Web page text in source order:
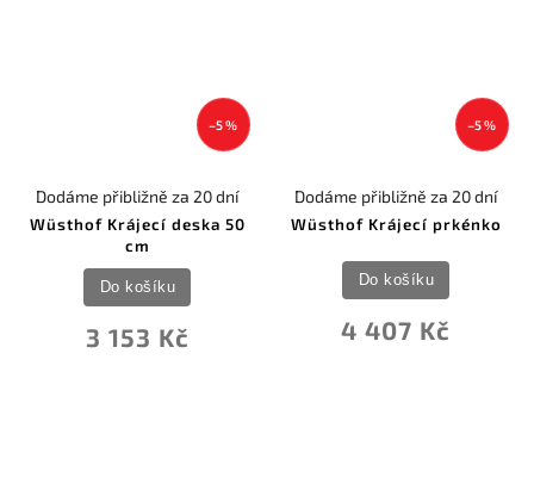
–5 %
Wüsthof Krájecí deska 50
cm
Dodáme přibližně za 20 dní
3 153 Kč
Do košíku
–5 %
Wüsthof Krájecí prkénko
Dodáme přibližně za 20 dní
4 407 Kč
Do košíku